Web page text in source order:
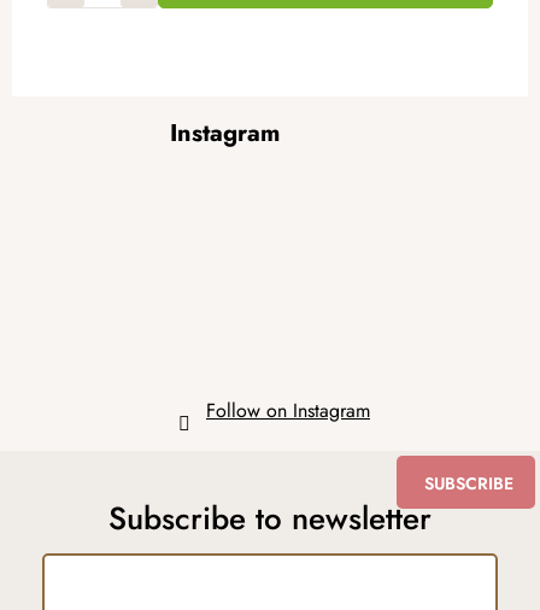
Instagram
Follow on Instagram
Subscribe to newsletter
SUBSCRIBE